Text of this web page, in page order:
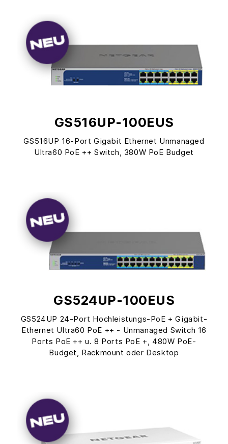
GS516UP-100EUS
GS516UP 16-Port Gigabit Ethernet Unmanaged
Ultra60 PoE ++ Switch, 380W PoE Budget
GS524UP-100EUS
GS524UP 24-Port Hochleistungs-PoE + Gigabit-
Ethernet Ultra60 PoE ++ - Unmanaged Switch 16
Ports PoE ++ u. 8 Ports PoE +, 480W PoE-
Budget, Rackmount oder Desktop